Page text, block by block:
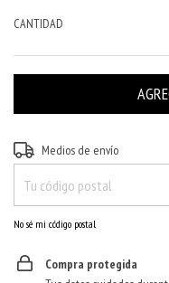
CANTIDAD
Entregas para el CP:
Medios de envío
No sé mi código postal
Compra protegida